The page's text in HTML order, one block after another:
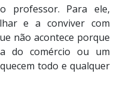
professor. Para ele,
e a conviver com
não acontece porque
do comércio ou um
todo e qualquer